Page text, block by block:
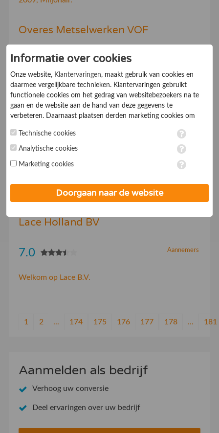
Overes Metselwerken VOF
7.0
Overes Metselwerken is een allround metselbedrijf.
Gevestigd te Gouderak (Zuid-Holland). Voor al uw
metselwerk, voegwerk en lijmwerk.
Bouw & Beheer van Pelt
Aannemers
7.0
Untitled Document
Lace Holland BV
Aannemers
7.0
Welkom op Lace B.V.
1 2 ... 174 175 176 177 178 ... 181
Aanmelden als bedrijf
Verhoog uw conversie
Deel ervaringen over uw bedrijf
Informatie over cookies
Onze website, Klantervaringen, maakt gebruik van cookies en
daarmee vergelijkbare technieken. Klantervaringen gebruikt
functionele cookies om het gedrag van websitebezoekers na te
gaan en de website aan de hand van deze gegevens te
verbeteren. Daarnaast plaatsen derden marketing cookies om
marketing cookies worden persoonsgegevens verwerkt. Je geeft
toestemming voor deze verwerking wanneer je hieronder een
op ieder moment aanpassen in de
. Lees voor meer
Technische cookies
Analytische cookies
Marketing cookies
Doorgaan naar de website